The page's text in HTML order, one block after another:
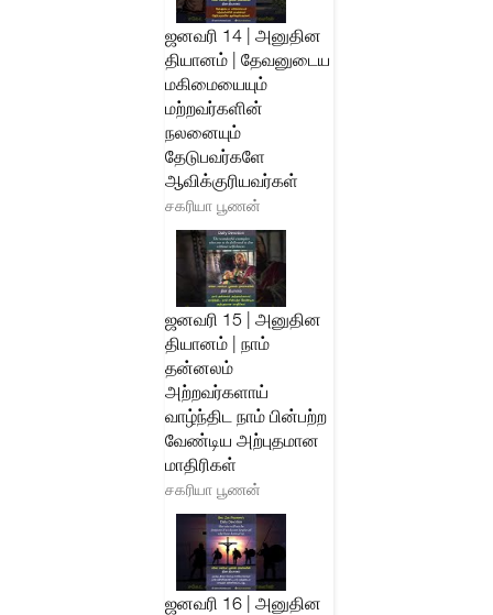
ஜனவரி 14 | அனுதின
தியானம் | தேவனுடைய
மகிமையையும்
மற்றவர்களின்
நலனையும்
தேடுபவர்களே
ஆவிக்குரியவர்கள்
சகரியா பூணன்
ஜனவரி 15 | அனுதின
தியானம் | நாம்
தன்னலம்
அற்றவர்களாய்
வாழ்ந்திட நாம் பின்பற்ற
வேண்டிய அற்புதமான
மாதிரிகள்
சகரியா பூணன்
ஜனவரி 16 | அனுதின